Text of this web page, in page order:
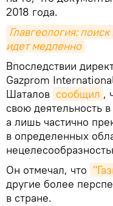
2018 года.
Главгеология:
идет медленно
Впоследствии
Gazprom
Шаталов сообщил ,
свою деятельность
а лишь частично
в определенных
Он отмечал, что
другие более
в стране.